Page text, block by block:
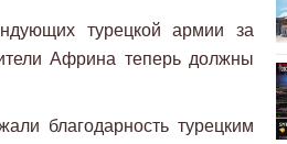
турецкой армии за
Африна теперь должны
благодарность турецким